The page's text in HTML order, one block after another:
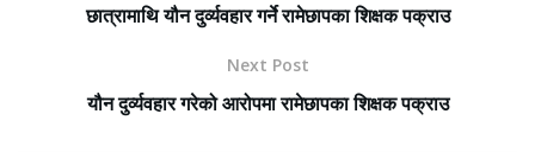
छात्रामाथि यौन दुर्व्यवहार गर्ने रामेछापका शिक्षक पक्राउ
Next Post
यौन दुर्व्यवहार गरेको आरोपमा रामेछापका शिक्षक पक्राउ